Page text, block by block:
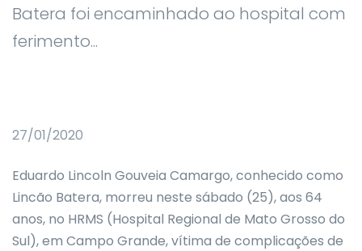
Batera foi encaminhado ao hospital com
ferimento...
27/01/2020
Eduardo Lincoln Gouveia Camargo, conhecido como
Lincão Batera, morreu neste sábado (25), aos 64
anos, no HRMS (Hospital Regional de Mato Grosso do
Sul), em Campo Grande, vítima de complicações de